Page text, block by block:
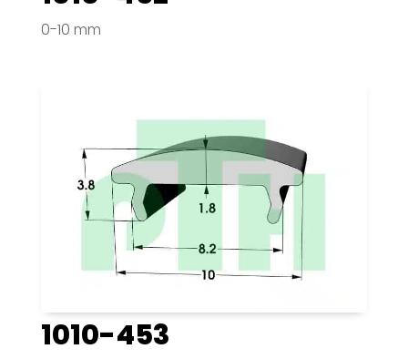
0-10 mm
1010-453